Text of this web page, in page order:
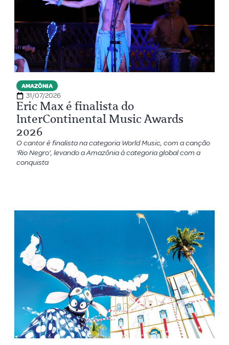
AMAZÔNIA
31/07/2026
Eric Max é finalista do
InterContinental Music Awards
2026
O cantor é finalista na categoria World Music, com a canção
‘Rio Negro’, levando a Amazônia à categoria global com a
conquista